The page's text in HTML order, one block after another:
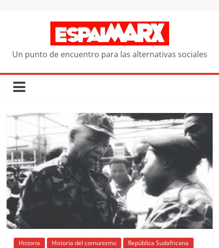
Un punto de encuentro para las alternativas sociales
Historia Historia del comunismo República Sudafricana